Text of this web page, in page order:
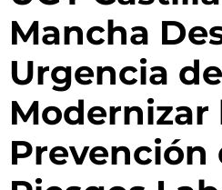
Mancha
Urgencia de
Modernizar
Prevención